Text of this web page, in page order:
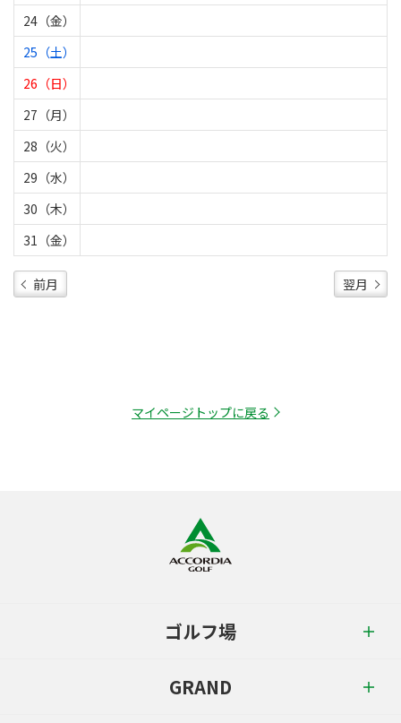
24（金）
25（土）
26（日）
27（月）
28（火）
29（水）
30（木）
31（金）
前月 翌月
マイページトップに戻る
ゴルフ場
GRAND